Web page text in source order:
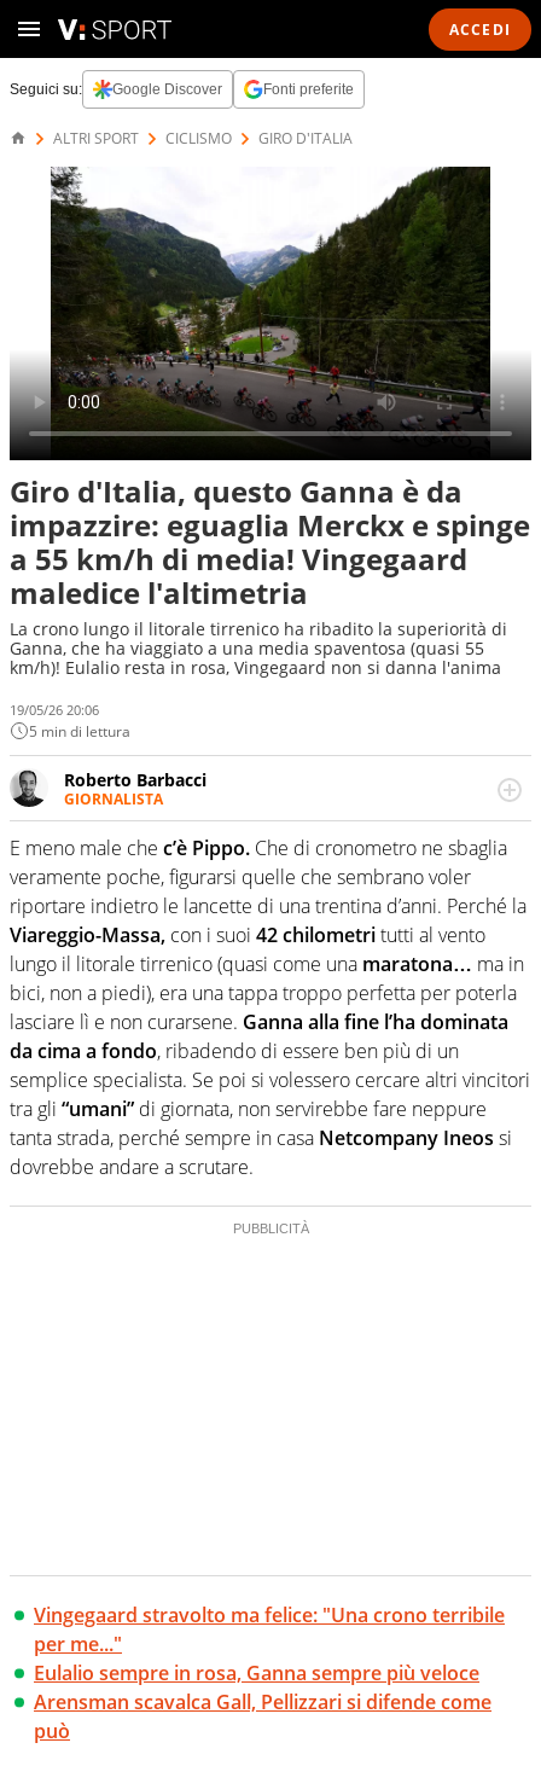
ACCEDI
Seguici su: Google Discover Fonti preferite
ALTRI SPORT CICLISMO GIRO D'ITALIA
Giro d'Italia, questo Ganna è da
impazzire: eguaglia Merckx e spinge
a 55 km/h di media! Vingegaard
maledice l'altimetria
La crono lungo il litorale tirrenico ha ribadito la superiorità di
Ganna, che ha viaggiato a una media spaventosa (quasi 55
km/h)! Eulalio resta in rosa, Vingegaard non si danna l'anima
19/05/26 20:06
5 min di lettura
Roberto Barbacci
GIORNALISTA
Giornalista (pubblicista) sportivo a tutto campo, è il
tuttologo di Virgilio Sport. Provate a chiedergli di boxe, di
scherma, di volley o di curling: ve ne farà innamorare
E meno male che c’è Pippo. Che di cronometro ne sbaglia
veramente poche, figurarsi quelle che sembrano voler
riportare indietro le lancette di una trentina d’anni. Perché la
Viareggio-Massa, con i suoi 42 chilometritutti al vento
lungo il litorale tirrenico (quasi come una maratona… ma in
bici, non a piedi), era una tappa troppo perfetta per poterla
lasciare lì e non curarsene. Ganna alla fine l’ha dominata
da cima a fondo, ribadendo di essere ben più di un
semplice specialista. Se poi si volessero cercare altri vincitori
tra gli “umani” di giornata, non servirebbe fare neppure
tanta strada, perché sempre in casa Netcompany Ineos si
dovrebbe andare a scrutare.
Vingegaard stravolto ma felice: "Una crono terribile
per me..."
Eulalio sempre in rosa, Ganna sempre più veloce
Arensman scavalca Gall, Pellizzari si difende come
può